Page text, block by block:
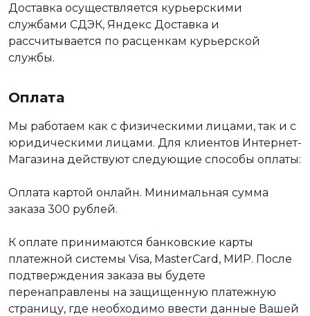
Доставка осуществляется курьерскими
службами СДЭК, Яндекс Доставка и
рассчитывается по расценкам курьерской
службы.
Оплата
Мы работаем как с физическими лицами, так и с
юридическими лицами. Для клиентов Интернет-
Магазина действуют следующие способы оплаты:
Оплата картой онлайн. Минимальная сумма
заказа 300 рублей.
К оплате принимаются банковские карты
платежной системы Visa, MasterCard, МИР. После
подтверждения заказа вы будете
перенаправлены на защищенную платежную
страницу, где необходимо ввести данные Вашей